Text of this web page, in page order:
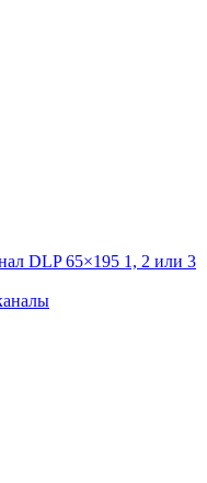
DLP 65×195 1, 2 или 3